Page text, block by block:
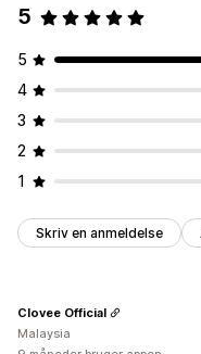
5
5
4
3
2
1
Skriv en anmeldelse
Clovee Official
Malaysia